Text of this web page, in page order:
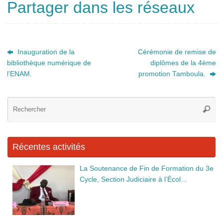
a
b
o
k
e
ss
n
g
n
dI
n
Partager dans les réseaux
Inauguration de la
bibliothèque numérique de
l’ENAM.
Cérémonie de remise de
diplômes de la 4ème
promotion Tamboula.
Récentes activités
La Soutenance de Fin de Formation du 3e
Cycle, Section Judiciaire à l’Écol…